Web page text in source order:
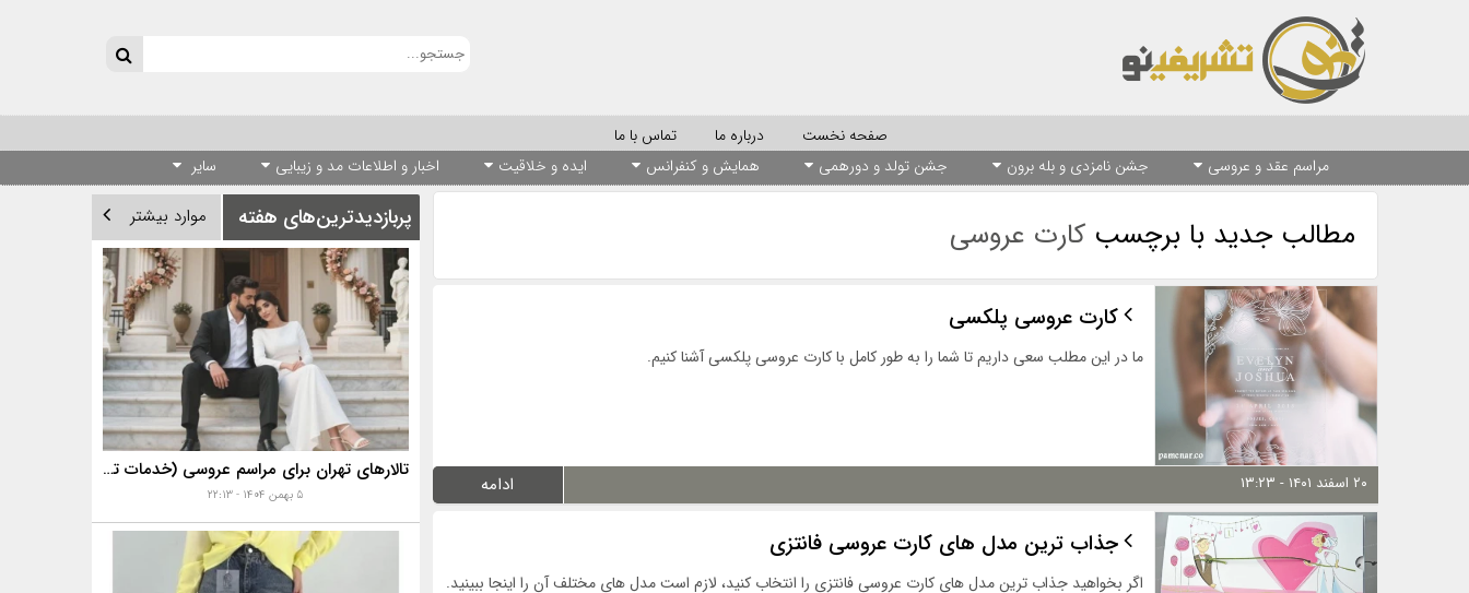
صفحه نخست درباره ما
تماس با ما
مراسم عقد و عروسی
جشن نامزدی و بله برون جشن تولد و دورهمی همایش و کنفرانس ایده و خلاقیت اخبار و اطلاعات مد و زیبایی سایر
مطالب جدید با برچسبکارت عروسی
کارت عروسی پلکسی
ما در این مطلب سعی داریم تا شما را به طور کامل با کارت عروسی پلکسی آشنا کنیم.
۲۰ اسفند ۱۴۰۱ - ۱۳:۲۳ ادامه
جذاب ترین مدل های کارت عروسی فانتزی
اگر بخواهید جذاب ترین مدل های کارت عروسی فانتزی را انتخاب کنید، لازم است مدل های مختلف آن را اینجا ببینید.
پربازدیدترین‌های هفته موارد بیشتر
تالارهای تهران برای مراسم عروسی (خدمات تالارهای برتر)
۵ بهمن ۱۴۰۴ - ۲۲:۱۳